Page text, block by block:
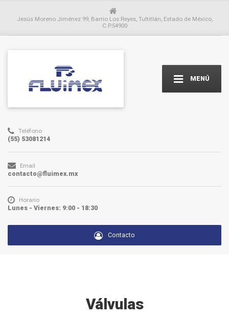
Jesús Moreno Jiménez 99, Barrio Los Reyes, Tultitlán, Estado de México,
C.P.54900
MENÚ
Contacto
Teléfono
(55) 53081214
Email
contacto@fluimex.mx
Horario
Lunes - Viernes: 9:00 - 18:30
Válvulas